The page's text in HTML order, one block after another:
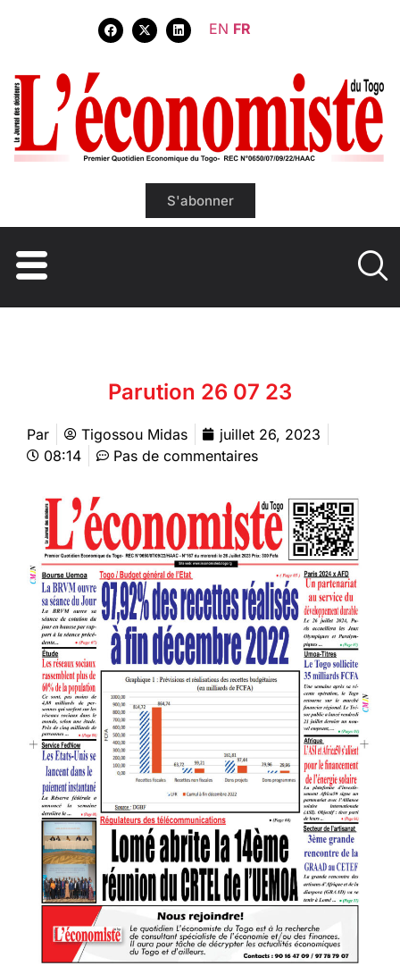
EN FR
S'abonner
Parution 26 07 23
Par Tigossou Midas
juillet 26, 2023
08:14
Pas de commentaires